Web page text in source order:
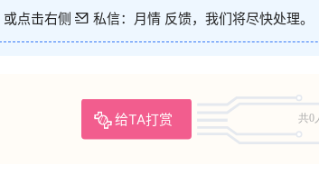
或点击右侧 私信：月情 反馈，我们将尽快处理。
给TA打赏 共0